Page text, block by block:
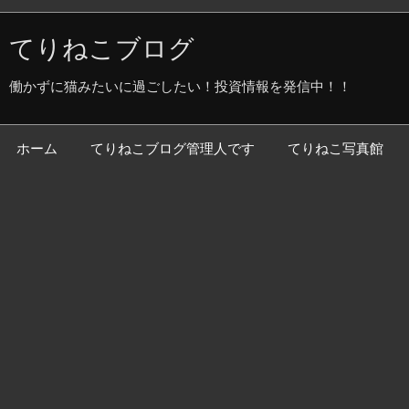
てりねこブログ
働かずに猫みたいに過ごしたい！投資情報を発信中！！
ホーム てりねこブログ管理人です てりねこ写真館